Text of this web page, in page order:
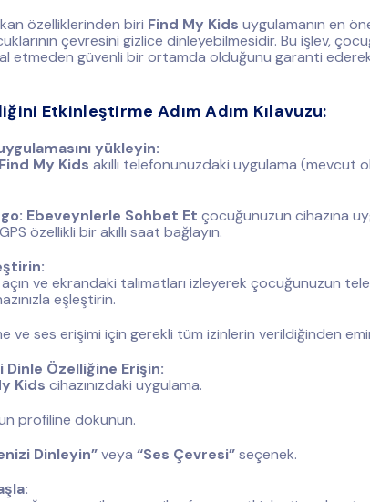
özelliklerinden biri Find My Kids uygulamanın en
çevresini gizlice dinleyebilmesidir. Bu işlev,
etmeden güvenli bir ortamda olduğunu garanti
Etkinleştirme Adım Adım Kılavuzu:
yükleyin:
Find My Kids akıllı telefonunuzdaki uygulama (mevcut
Ebeveynlerle Sohbet Et çocuğunuzun cihazına
özellikli bir akıllı saat bağlayın.
açın ve ekrandaki talimatları izleyerek çocuğunuzun
eşleştirin.
ve ses erişimi için gerekli tüm izinlerin verildiğinden
Dinle Özelliğine Erişin:
Kids cihazınızdaki uygulama.
profiline dokunun.
Dinleyin”veya “Ses Çevresi”seçenek.